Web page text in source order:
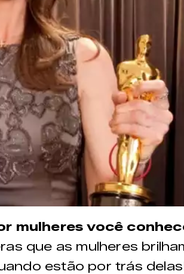
mulheres você
que as mulheres
estão por trás